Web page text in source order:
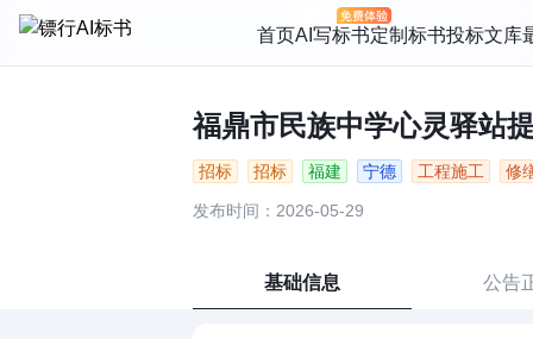
首页AI写标书定制标书投标文库
福鼎市民族中学心灵驿站
招标 招标 福建 宁德 工程施工 修
发布时间：2026-05-29
基础信息 公告